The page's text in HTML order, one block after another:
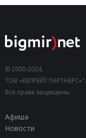
© 2000-2024,
ТОВ «КЕПРЕЙТ ПАРТНЕРС»".
Все права защищены.
Афиша
Новости